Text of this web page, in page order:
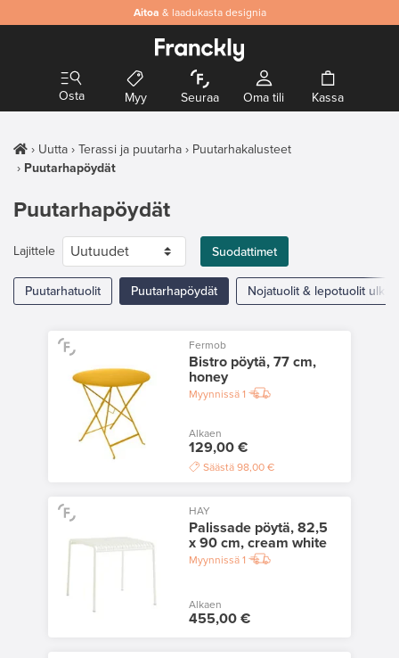
Aitoa & laadukasta designia
Osta Myy Seuraa Oma tili Kassa
Uutta Terassi ja puutarha
Puutarhakalusteet
Puutarhapöydät
Puutarhapöydät
Lajittele Suodattimet
Puutarhatuolit Puutarhapöydät Nojatuolit & lepotuolit
Fermob
Bistro pöytä, 77 cm,
honey
Myynnissä1
Alkaen
129,00 €
Säästä 98,00 €
HAY
Palissade pöytä, 82,5
x 90 cm, cream white
Myynnissä1
Alkaen
455,00 €